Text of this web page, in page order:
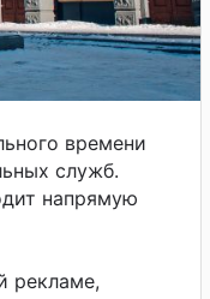
времени
служб.
напрямую
рекламе,